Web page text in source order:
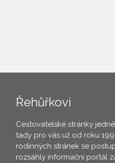
Řehůřkovi
Cestovatelské stránky
tady pro vás už od roku
rodinných stránek se
rozsáhlý informační portál